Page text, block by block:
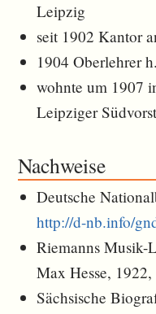
Leipzig
seit 1902 Kantor
1904 Oberlehrer
wohnte um 1907
Leipziger
Nachweise
Deutsche
http://d-nb.info/
Riemanns
Max Hesse,
Sächsische